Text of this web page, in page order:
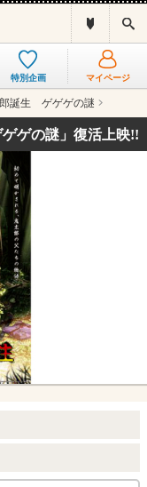
ス
は
？
特別企画 マイページ
誕生 ゲゲゲの謎
ゲの謎」復活上映!!